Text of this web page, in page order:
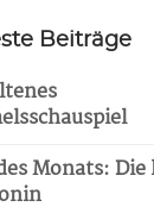
Beiträge
Monats: